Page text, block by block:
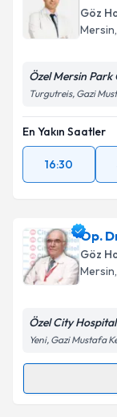
Göz
Mersin
Özel Mersin Park
Turgutreis, Gazi
En Yakın Saatler
16:30
Op.
Göz
Mersin
Özel City Hospital
Yeni, Gazi Mustafa
Randevu